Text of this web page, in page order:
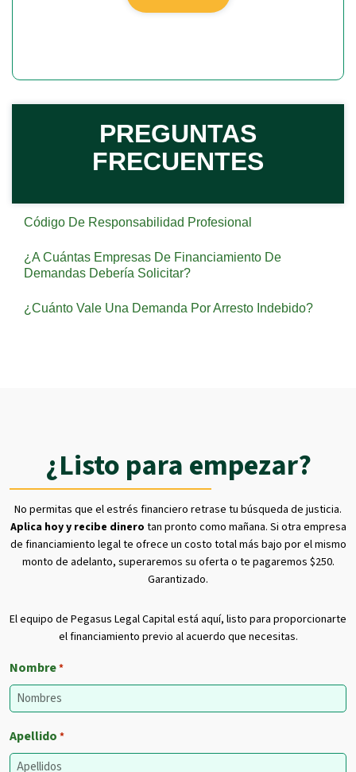
PREGUNTAS
FRECUENTES
Código De Responsabilidad Profesional
¿A Cuántas Empresas De Financiamiento De
Demandas Debería Solicitar?
¿Cuánto Vale Una Demanda Por Arresto Indebido?
¿Listo para empezar?
No permitas que el estrés financiero retrase tu búsqueda de justicia.
Aplica hoy y recibe dinero tan pronto como mañana. Si otra empresa
de financiamiento legal te ofrece un costo total más bajo por el mismo
monto de adelanto, superaremos su oferta o te pagaremos $250.
Garantizado.
El equipo de Pegasus Legal Capital está aquí, listo para proporcionarte
el financiamiento previo al acuerdo que necesitas.
Nombre*
Apellido *